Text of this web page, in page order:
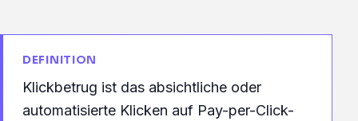
DEFINITION
Klickbetrug ist das absichtliche oder
automatisierte Klicken auf Pay-per-Click-